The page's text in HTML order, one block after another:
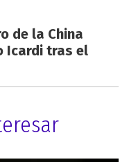
de la China
Icardi tras el